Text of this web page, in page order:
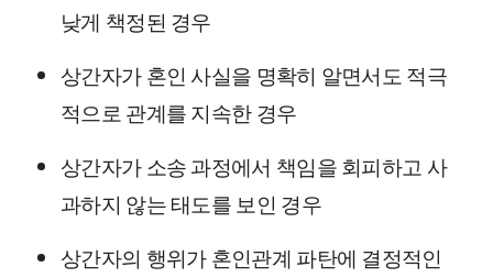
낮게 책정된 경우
상간자가 혼인 사실을 명확히 알면서도 적극
적으로 관계를 지속한 경우
상간자가 소송 과정에서 책임을 회피하고 사
과하지 않는 태도를 보인 경우
상간자의 행위가 혼인관계 파탄에 결정적인